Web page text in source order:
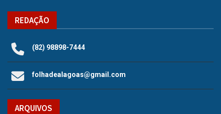
REDAÇÃO
(82) 98898-7444
folhadealagoas@gmail.com
ARQUIVOS